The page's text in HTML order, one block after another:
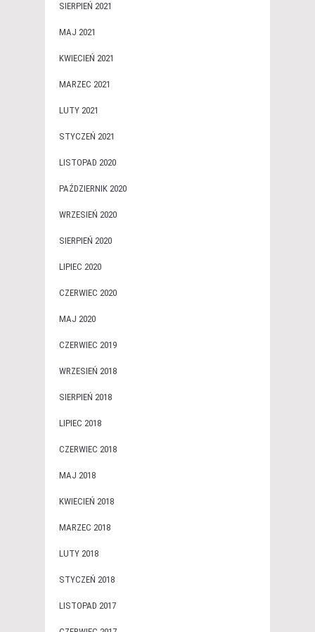
SIERPIEŃ 2021
MAJ 2021
KWIECIEŃ 2021
MARZEC 2021
LUTY 2021
STYCZEŃ 2021
LISTOPAD 2020
PAŹDZIERNIK 2020
WRZESIEŃ 2020
SIERPIEŃ 2020
LIPIEC 2020
CZERWIEC 2020
MAJ 2020
CZERWIEC 2019
WRZESIEŃ 2018
SIERPIEŃ 2018
LIPIEC 2018
CZERWIEC 2018
MAJ 2018
KWIECIEŃ 2018
MARZEC 2018
LUTY 2018
STYCZEŃ 2018
LISTOPAD 2017